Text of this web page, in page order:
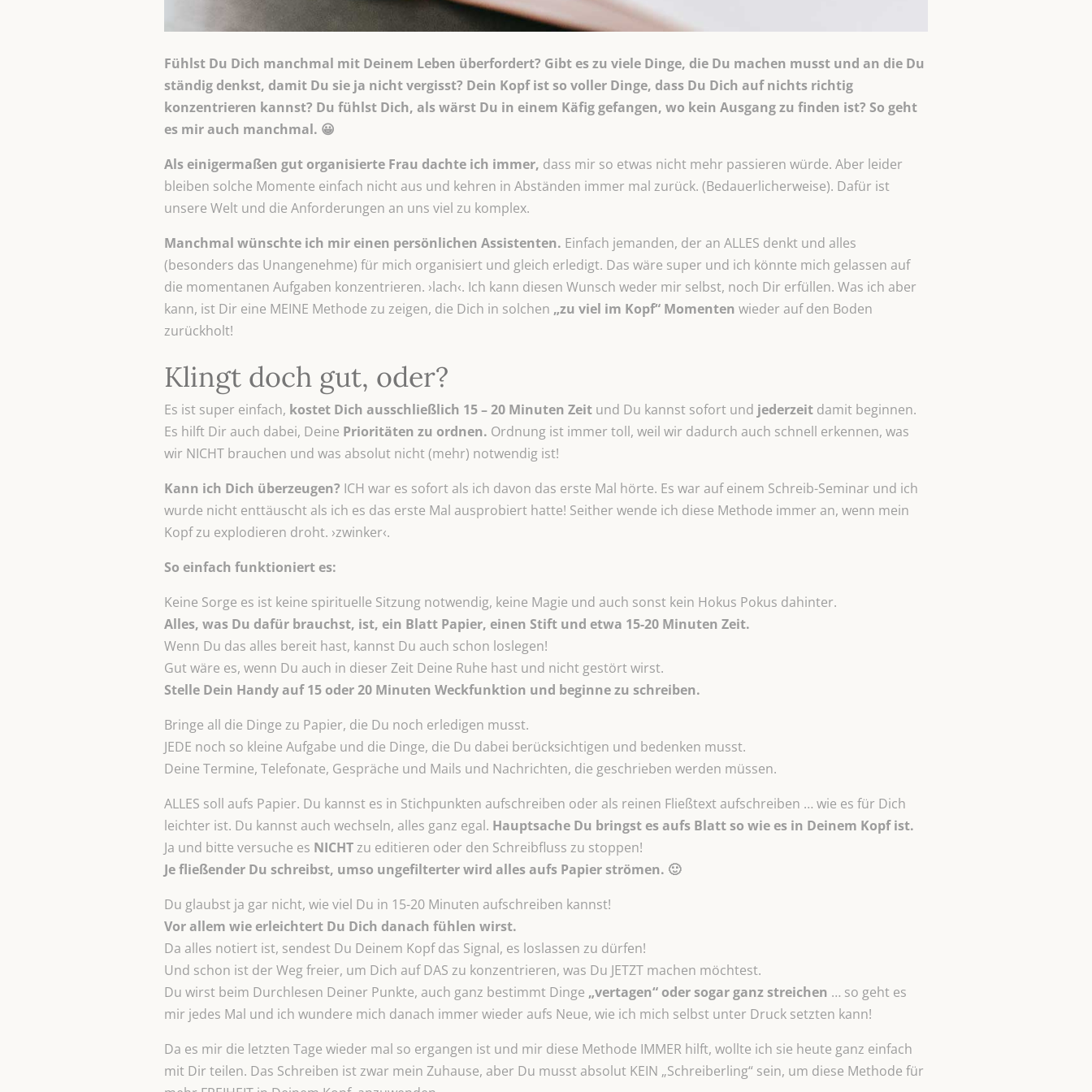
Fühlst Du Dich manchmal mit Deinem Leben überfordert? Gibt es zu viele Dinge, die Du machen musst und an die Du
ständig denkst, damit Du sie ja nicht vergisst? Dein Kopf ist so voller Dinge, dass Du Dich auf nichts richtig
konzentrieren kannst? Du fühlst Dich, als wärst Du in einem Käfig gefangen, wo kein Ausgang zu finden ist? So geht
es mir auch manchmal. 😀
Als einigermaßen gut organisierte Frau dachte ich immer, dass mir so etwas nicht mehr passieren würde. Aber leider
bleiben solche Momente einfach nicht aus und kehren in Abständen immer mal zurück. (Bedauerlicherweise). Dafür ist
unsere Welt und die Anforderungen an uns viel zu komplex.
Manchmal wünschte ich mir einen persönlichen Assistenten. Einfach jemanden, der an ALLES denkt und alles
(besonders das Unangenehme) für mich organisiert und gleich erledigt. Das wäre super und ich könnte mich gelassen auf
die momentanen Aufgaben konzentrieren. ›lach‹. Ich kann diesen Wunsch weder mir selbst, noch Dir erfüllen. Was ich aber
kann, ist Dir eine MEINE Methode zu zeigen, die Dich in solchen „zu viel im Kopf“ Momenten wieder auf den Boden
zurückholt!
Klingt doch gut, oder?
Es ist super einfach, kostet Dich ausschließlich 15 – 20 Minuten Zeitund Du kannst sofort und jederzeitdamit beginnen.
Es hilft Dir auch dabei, Deine Prioritäten zu ordnen. Ordnung ist immer toll, weil wir dadurch auch schnell erkennen, was
wir NICHT brauchen und was absolut nicht (mehr) notwendig ist!
Kann ich Dich überzeugen? ICH war es sofort als ich davon das erste Mal hörte. Es war auf einem Schreib-Seminar und ich
wurde nicht enttäuscht als ich es das erste Mal ausprobiert hatte! Seither wende ich diese Methode immer an, wenn mein
Kopf zu explodieren droht. ›zwinker‹.
So einfach funktioniert es:
Keine Sorge es ist keine spirituelle Sitzung notwendig, keine Magie und auch sonst kein Hokus Pokus dahinter.
Alles, was Du dafür brauchst, ist, ein Blatt Papier, einen Stift und etwa 15-20 Minuten Zeit.
Wenn Du das alles bereit hast, kannst Du auch schon loslegen!
Gut wäre es, wenn Du auch in dieser Zeit Deine Ruhe hast und nicht gestört wirst.
Stelle Dein Handy auf 15 oder 20 Minuten Weckfunktion und beginne zu schreiben.
Bringe all die Dinge zu Papier, die Du noch erledigen musst.
JEDE noch so kleine Aufgabe und die Dinge, die Du dabei berücksichtigen und bedenken musst.
Deine Termine, Telefonate, Gespräche und Mails und Nachrichten, die geschrieben werden müssen.
ALLES soll aufs Papier. Du kannst es in Stichpunkten aufschreiben oder als reinen Fließtext aufschreiben … wie es für Dich
leichter ist. Du kannst auch wechseln, alles ganz egal. Hauptsache Du bringst es aufs Blatt so wie es in Deinem Kopf ist.
Ja und bitte versuche es NICHTzu editieren oder den Schreibfluss zu stoppen!
Je fließender Du schreibst, umso ungefilterter wird alles aufs Papier strömen. 🙂
Du glaubst ja gar nicht, wie viel Du in 15-20 Minuten aufschreiben kannst!
Vor allem wie erleichtert Du Dich danach fühlen wirst.
Da alles notiert ist, sendest Du Deinem Kopf das Signal, es loslassen zu dürfen!
Und schon ist der Weg freier, um Dich auf DAS zu konzentrieren, was Du JETZT machen möchtest.
Du wirst beim Durchlesen Deiner Punkte, auch ganz bestimmt Dinge „vertagen“ oder sogar ganz streichen … so geht es
mir jedes Mal und ich wundere mich danach immer wieder aufs Neue, wie ich mich selbst unter Druck setzten kann!
Da es mir die letzten Tage wieder mal so ergangen ist und mir diese Methode IMMER hilft, wollte ich sie heute ganz einfach
mit Dir teilen. Das Schreiben ist zwar mein Zuhause, aber Du musst absolut KEIN „Schreiberling“ sein, um diese Methode für